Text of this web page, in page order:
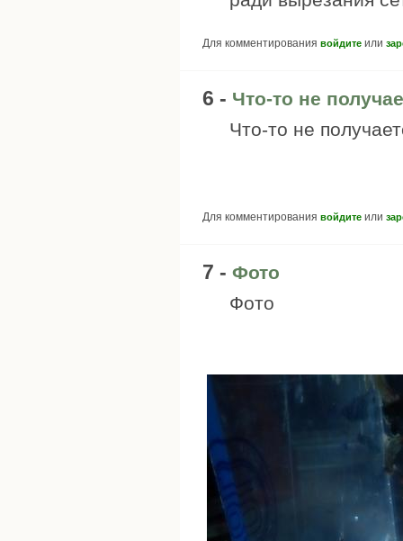
Для комментирования войдите или
6 - Что-то не
Что-то не
Для комментирования войдите или
7 - Фото
Фото